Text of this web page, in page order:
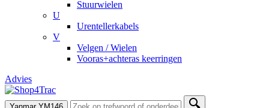
Stuurwielen
U
Urentellerkabels
V
Velgen / Wielen
Vooras+achteras keerringen
Advies